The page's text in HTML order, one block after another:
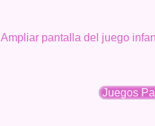
Ampliar pantalla del juego
Juegos